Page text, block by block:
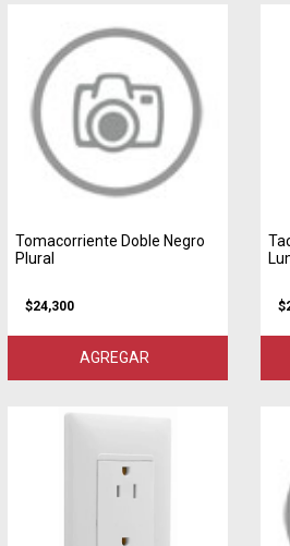
Tomacorriente Doble Negro
Plural
$24,300
AGREGAR